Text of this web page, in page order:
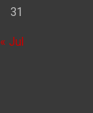
31
« Jul